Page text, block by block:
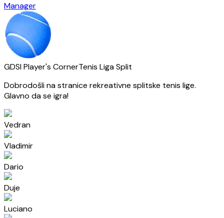
Manager
GDSI Player's CornerTenis Liga Split
Dobrodošli na stranice rekreativne splitske tenis lige.
Glavno da se igra!
Vedran
Vladimir
Dario
Duje
Luciano